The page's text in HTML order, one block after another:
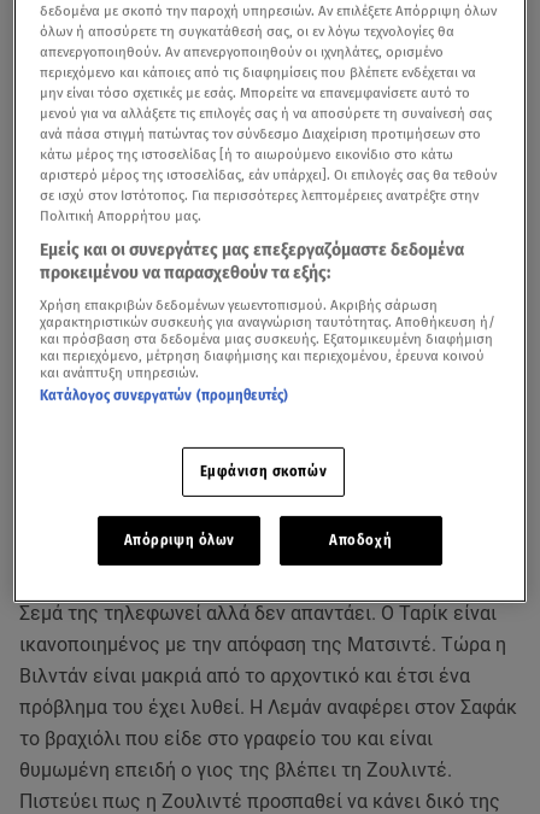
Σεμά της τηλεφωνεί αλλά δεν απαντάει. Ο Ταρίκ είναι
ικανοποιημένος με την απόφαση της Ματσιντέ. Τώρα η
Βιλντάν είναι μακριά από το αρχοντικό και έτσι ένα
πρόβλημα του έχει λυθεί. Η Λεμάν αναφέρει στον Σαφάκ
το βραχιόλι που είδε στο γραφείο του και είναι
θυμωμένη επειδή ο γιος της βλέπει τη Ζουλιντέ.
Πιστεύει πως η Ζουλιντέ προσπαθεί να κάνει δικό της
δεδομένα με σκοπό την παροχή υπηρεσιών. Αν επιλέξετε Απόρριψη όλων
όλων ή αποσύρετε τη συγκατάθεσή σας, οι εν λόγω τεχνολογίες θα
απενεργοποιηθούν. Αν απενεργοποιηθούν οι ιχνηλάτες, ορισμένο
περιεχόμενο και κάποιες από τις διαφημίσεις που βλέπετε ενδέχεται να
μην είναι τόσο σχετικές με εσάς. Μπορείτε να επανεμφανίσετε αυτό το
μενού για να αλλάξετε τις επιλογές σας ή να αποσύρετε τη συναίνεσή σας
ανά πάσα στιγμή πατώντας τον σύνδεσμο Διαχείριση προτιμήσεων στο
κάτω μέρος της ιστοσελίδας [ή το αιωρούμενο εικονίδιο στο κάτω
αριστερό μέρος της ιστοσελίδας, εάν υπάρχει]. Οι επιλογές σας θα τεθούν
σε ισχύ στον Ιστότοπος. Για περισσότερες λεπτομέρειες ανατρέξτε στην
Πολιτική Απορρήτου μας.
Εμείς και οι συνεργάτες μας επεξεργαζόμαστε δεδομένα
προκειμένου να παρασχεθούν τα εξής:
Χρήση επακριβών δεδομένων γεωεντοπισμού. Ακριβής σάρωση
χαρακτηριστικών συσκευής για αναγνώριση ταυτότητας. Αποθήκευση ή/
και πρόσβαση στα δεδομένα μιας συσκευής. Εξατομικευμένη διαφήμιση
και περιεχόμενο, μέτρηση διαφήμισης και περιεχομένου, έρευνα κοινού
και ανάπτυξη υπηρεσιών.
Κατάλογος συνεργατών (προμηθευτές)
Εμφάνιση σκοπών
Απόρριψη όλων Αποδοχή